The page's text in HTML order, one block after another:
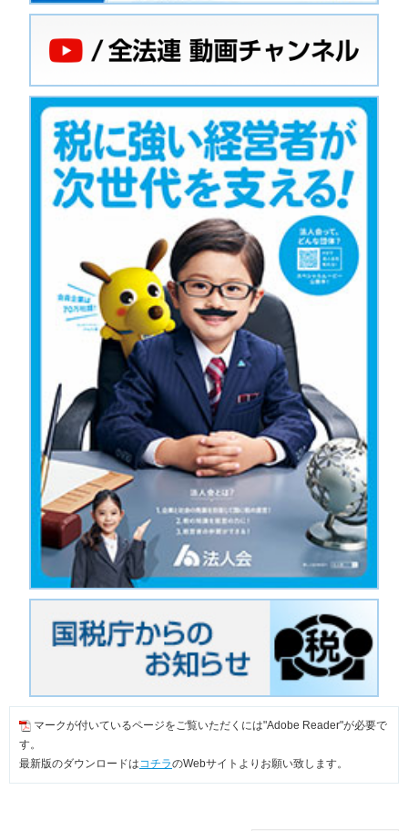
マークが付いているページをご覧いただくには"Adobe Reader"が必要で
す。
最新版のダウンロードは コチラのWebサイトよりお願い致します。